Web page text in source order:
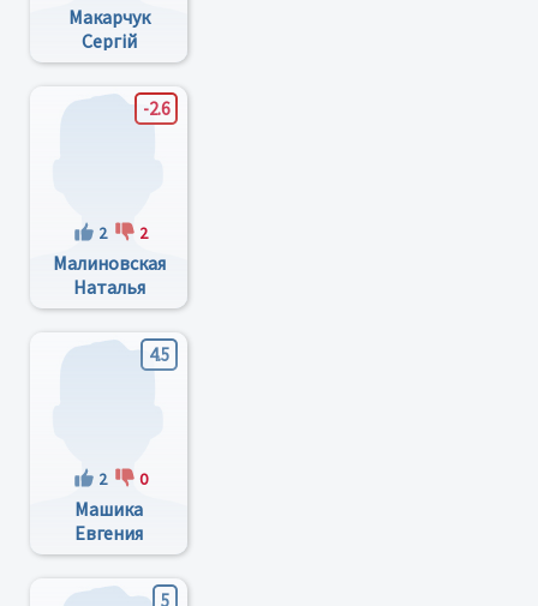
Макарчук
Сергій
Сергійович
-2.6
2 2
Малиновская
Наталья
Леонидовна
4.5
2 0
Машика
Евгения
Степановна
5